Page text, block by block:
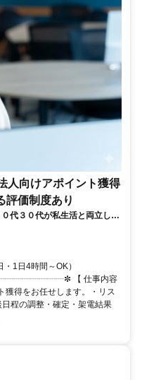
人向けアポイント獲得
評価制度あり
代３０代が私生活と両立して
祝休み/スキマ時間を活かして
1日4時間～OK）
【 仕事内容
獲得をお任せします。・リス
程の調整・確定・架電結果